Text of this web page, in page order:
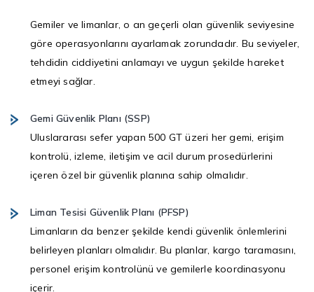
Gemiler ve limanlar, o an geçerli olan güvenlik seviyesine
göre operasyonlarını ayarlamak zorundadır. Bu seviyeler,
tehdidin ciddiyetini anlamayı ve uygun şekilde hareket
etmeyi sağlar.
Gemi Güvenlik Planı (SSP)
Uluslararası sefer yapan 500 GT üzeri her gemi, erişim
kontrolü, izleme, iletişim ve acil durum prosedürlerini
içeren özel bir güvenlik planına sahip olmalıdır.
Liman Tesisi Güvenlik Planı (PFSP)
Limanların da benzer şekilde kendi güvenlik önlemlerini
belirleyen planları olmalıdır. Bu planlar, kargo taramasını,
personel erişim kontrolünü ve gemilerle koordinasyonu
içerir.